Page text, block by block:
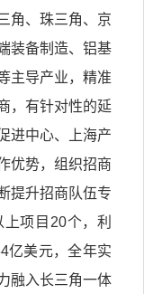
角、珠三角、京
装备制造、铝基
主导产业，精准
，有针对性的延
进中心、上海产
优势，组织招商
提升招商队伍专
项目20个，利
亿美元，全年实
融入长三角一体